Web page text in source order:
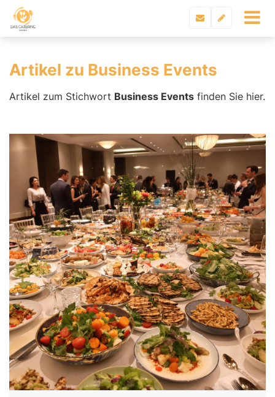
Artikel zu Business Events
Artikel zum Stichwort Business Events finden Sie hier.